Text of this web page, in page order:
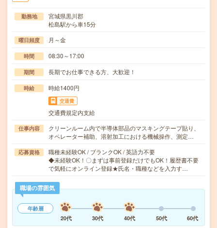
勤務地
宮城県黒川郡
松島駅から車15分
曜日頻度 月～金
時間 08:30～17:00
期間 長期でお仕事できる方、大歓迎！
時給 時給1400円
交通費
交通費規定内支給
仕事内容
クリーンルーム内で半導体部品のマスキングテープ貼り、
オペレーター補助、溶射加工における機械操作、測定…
応募資格
職種未経験OK / ブランクOK / 英語力不要
◆未経験OK！〇まずは事前登録だけでもOK！履歴書不要
で気軽にオンライン登録★氏名・職種などを入力す…
職場の雰囲気
年齢層
20代
30代 40代 50代 60代